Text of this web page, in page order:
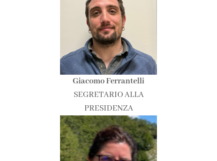
Giacomo Ferrantelli
SEGRETARIO ALLA
PRESIDENZA